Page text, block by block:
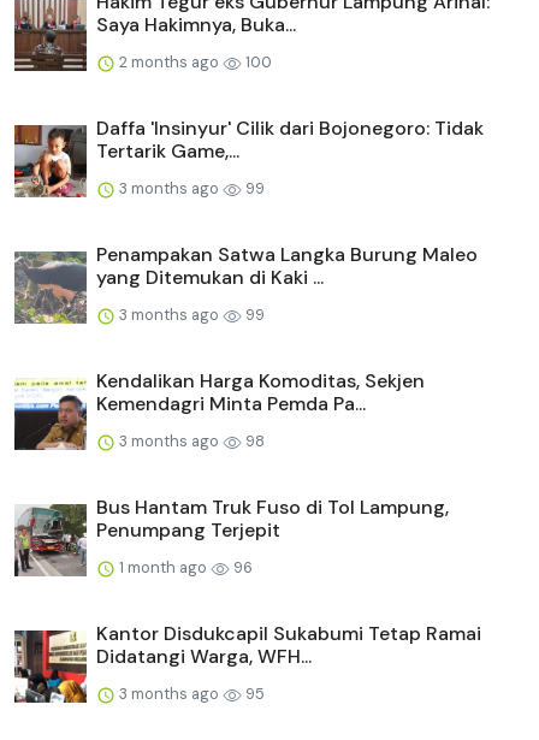
Saya Hakimnya, Buka...
2 months ago 100
Daffa 'Insinyur' Cilik dari Bojonegoro: Tidak
Tertarik Game,...
3 months ago 99
Penampakan Satwa Langka Burung Maleo
yang Ditemukan di Kaki ...
3 months ago 99
Kendalikan Harga Komoditas, Sekjen
Kemendagri Minta Pemda Pa...
3 months ago 98
Bus Hantam Truk Fuso di Tol Lampung,
Penumpang Terjepit
1 month ago 96
Kantor Disdukcapil Sukabumi Tetap Ramai
Didatangi Warga, WFH...
3 months ago 95